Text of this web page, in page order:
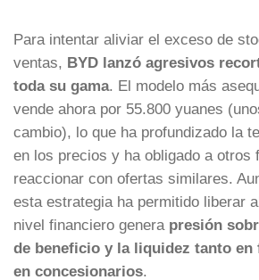
Para intentar aliviar el exceso de
ventas, BYD lanzó agresivos
toda su gama. El modelo más
vende ahora por 55.800 yuanes
cambio), lo que ha profundizado la
en los precios y ha obligado a otros
reaccionar con ofertas similares.
esta estrategia ha permitido liberar
nivel financiero genera presión
de beneficio y la liquidez tanto en
en concesionarios.